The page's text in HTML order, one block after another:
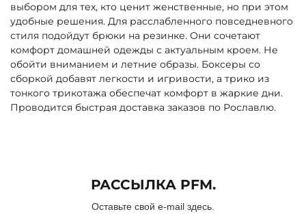
выбором для тех, кто ценит женственные, но при этом
удобные решения. Для расслабленного повседневного
стиля подойдут брюки на резинке. Они сочетают
комфорт домашней одежды с актуальным кроем. Не
обойти вниманием и летние образы. Боксеры со
сборкой добавят легкости и игривости, а трико из
тонкого трикотажа обеспечат комфорт в жаркие дни.
Проводится быстрая доставка заказов по Рославлю.
РАССЫЛКА PFM.
Оставьте свой e-mail здесь.